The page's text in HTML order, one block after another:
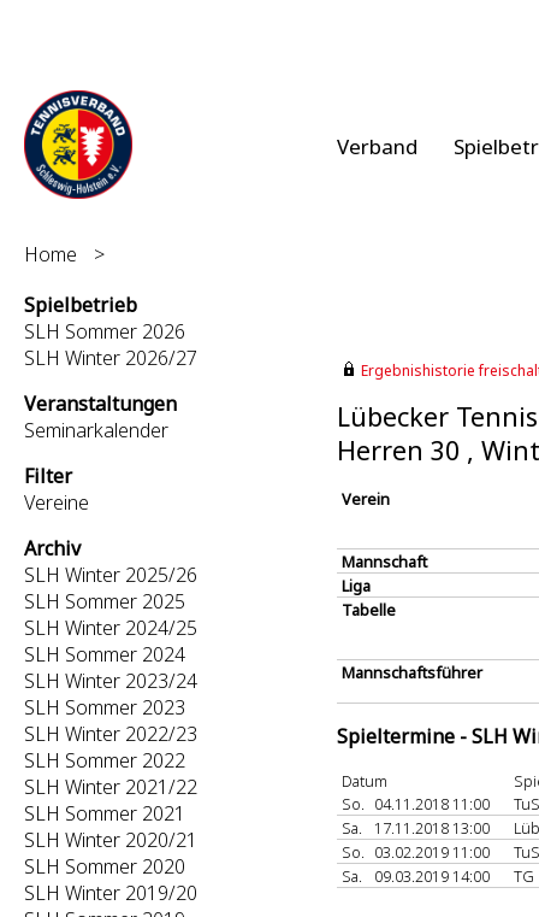
Verband
Home
>
Spielbetrieb
SLH Sommer 2026
SLH Winter 2026/27
Veranstaltungen
Seminarkalender
Filter
Vereine
Archiv
SLH Winter 2025/26
SLH Sommer 2025
SLH Winter 2024/25
SLH Sommer 2024
SLH Winter 2023/24
SLH Sommer 2023
SLH Winter 2022/23
SLH Sommer 2022
SLH Winter 2021/22
SLH Sommer 2021
SLH Winter 2020/21
SLH Sommer 2020
SLH Winter 2019/20
Ergebnishistorie
Lübecker
Herren 30 ,
Verein
Mannschaft
Liga
Tabelle
Mannschaftsführer
Spieltermine - SLH
Datum
So. 04.11.2018 11:00
Sa.
17.11.2018 13:00
So. 03.02.2019 11:00
Sa.
09.03.2019 14:00